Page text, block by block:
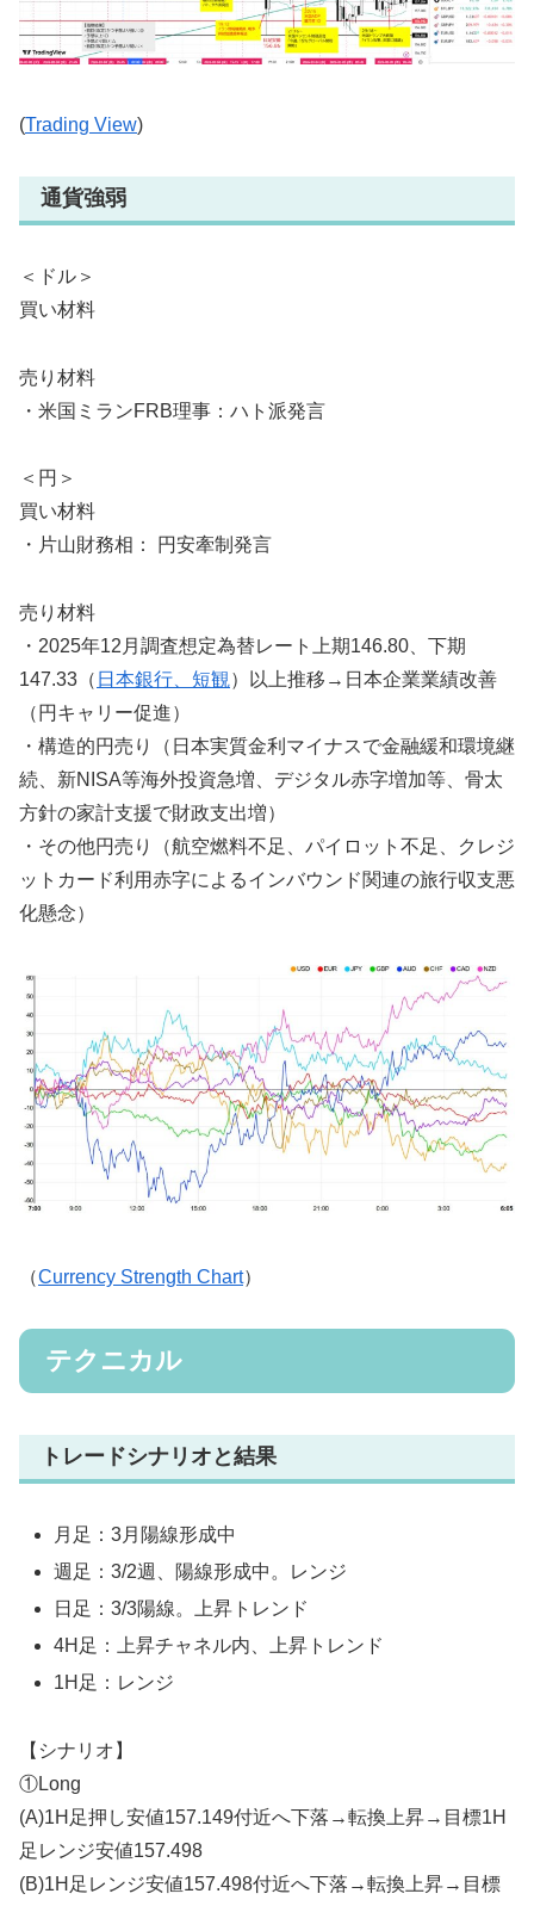
(Trading View)
通貨強弱
＜ドル＞
買い材料
売り材料
・米国ミランFRB理事：ハト派発言
＜円＞
買い材料
・片山財務相： 円安牽制発言
売り材料
・2025年12月調査想定為替レート上期146.80、下期
147.33（ 日本銀行、短観）以上推移→日本企業業績改善
（円キャリー促進）
・構造的円売り（日本実質金利マイナスで金融緩和環境継
続、新NISA等海外投資急増、デジタル赤字増加等、骨太
方針の家計支援で財政支出増）
・その他円売り（航空燃料不足、パイロット不足、クレジ
ットカード利用赤字によるインバウンド関連の旅行収支悪
化懸念）
（Currency Strength Chart）
テクニカル
トレードシナリオと結果
月足：3月陽線形成中
週足：3/2週、陽線形成中。レンジ
日足：3/3陽線。上昇トレンド
4H足：上昇チャネル内、上昇トレンド
1H足：レンジ
【シナリオ】
①Long
(A)1H足押し安値157.149付近へ下落→転換上昇→目標1H
足レンジ安値157.498
(B)1H足レンジ安値157.498付近へ下落→転換上昇→目標